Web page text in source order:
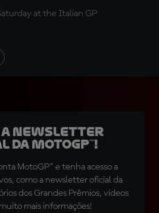
at the Italian GP
a newsletter
MotoGP™!
MotoGP™ e tenha acesso a
como a newsletter oficial da
dos Grandes Prêmios, vídeos
mais informações!